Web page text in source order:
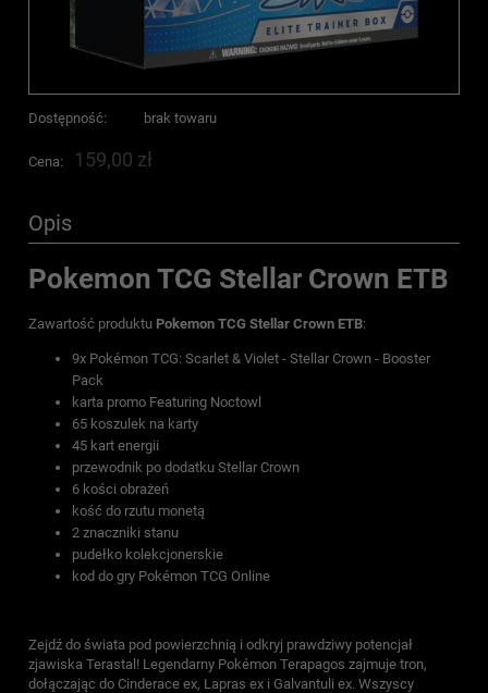
Dostępność: brak towaru
Cena: 159,00 zł
Opis
Pokemon TCG Stellar Crown ETB
Zawartość produktu Pokemon TCG Stellar Crown ETB:
9x Pokémon TCG: Scarlet & Violet - Stellar Crown - Booster
Pack
karta promo Featuring Noctowl
65 koszulek na karty
45 kart energii
przewodnik po dodatku Stellar Crown
6 kości obrażeń
kość do rzutu monetą
2 znaczniki stanu
pudełko kolekcjonerskie
kod do gry Pokémon TCG Online
Zejdź do świata pod powierzchnią i odkryj prawdziwy potencjał
zjawiska Terastal! Legendarny Pokémon Terapagos zajmuje tron,
dołączając do Cinderace ex, Lapras ex i Galvantuli ex. Wszyscy